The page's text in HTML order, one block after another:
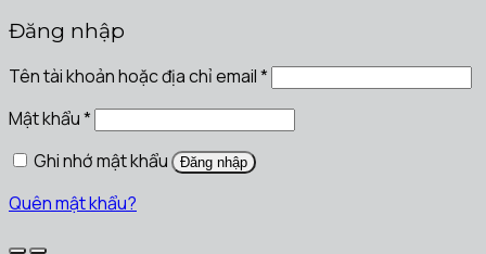
Đăng nhập
Tên tài khoản hoặc địa chỉ email*
Mật khẩu*
Ghi nhớ mật khẩu
Đăng nhập
Quên mật khẩu?